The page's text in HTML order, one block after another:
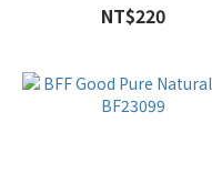
NT$220